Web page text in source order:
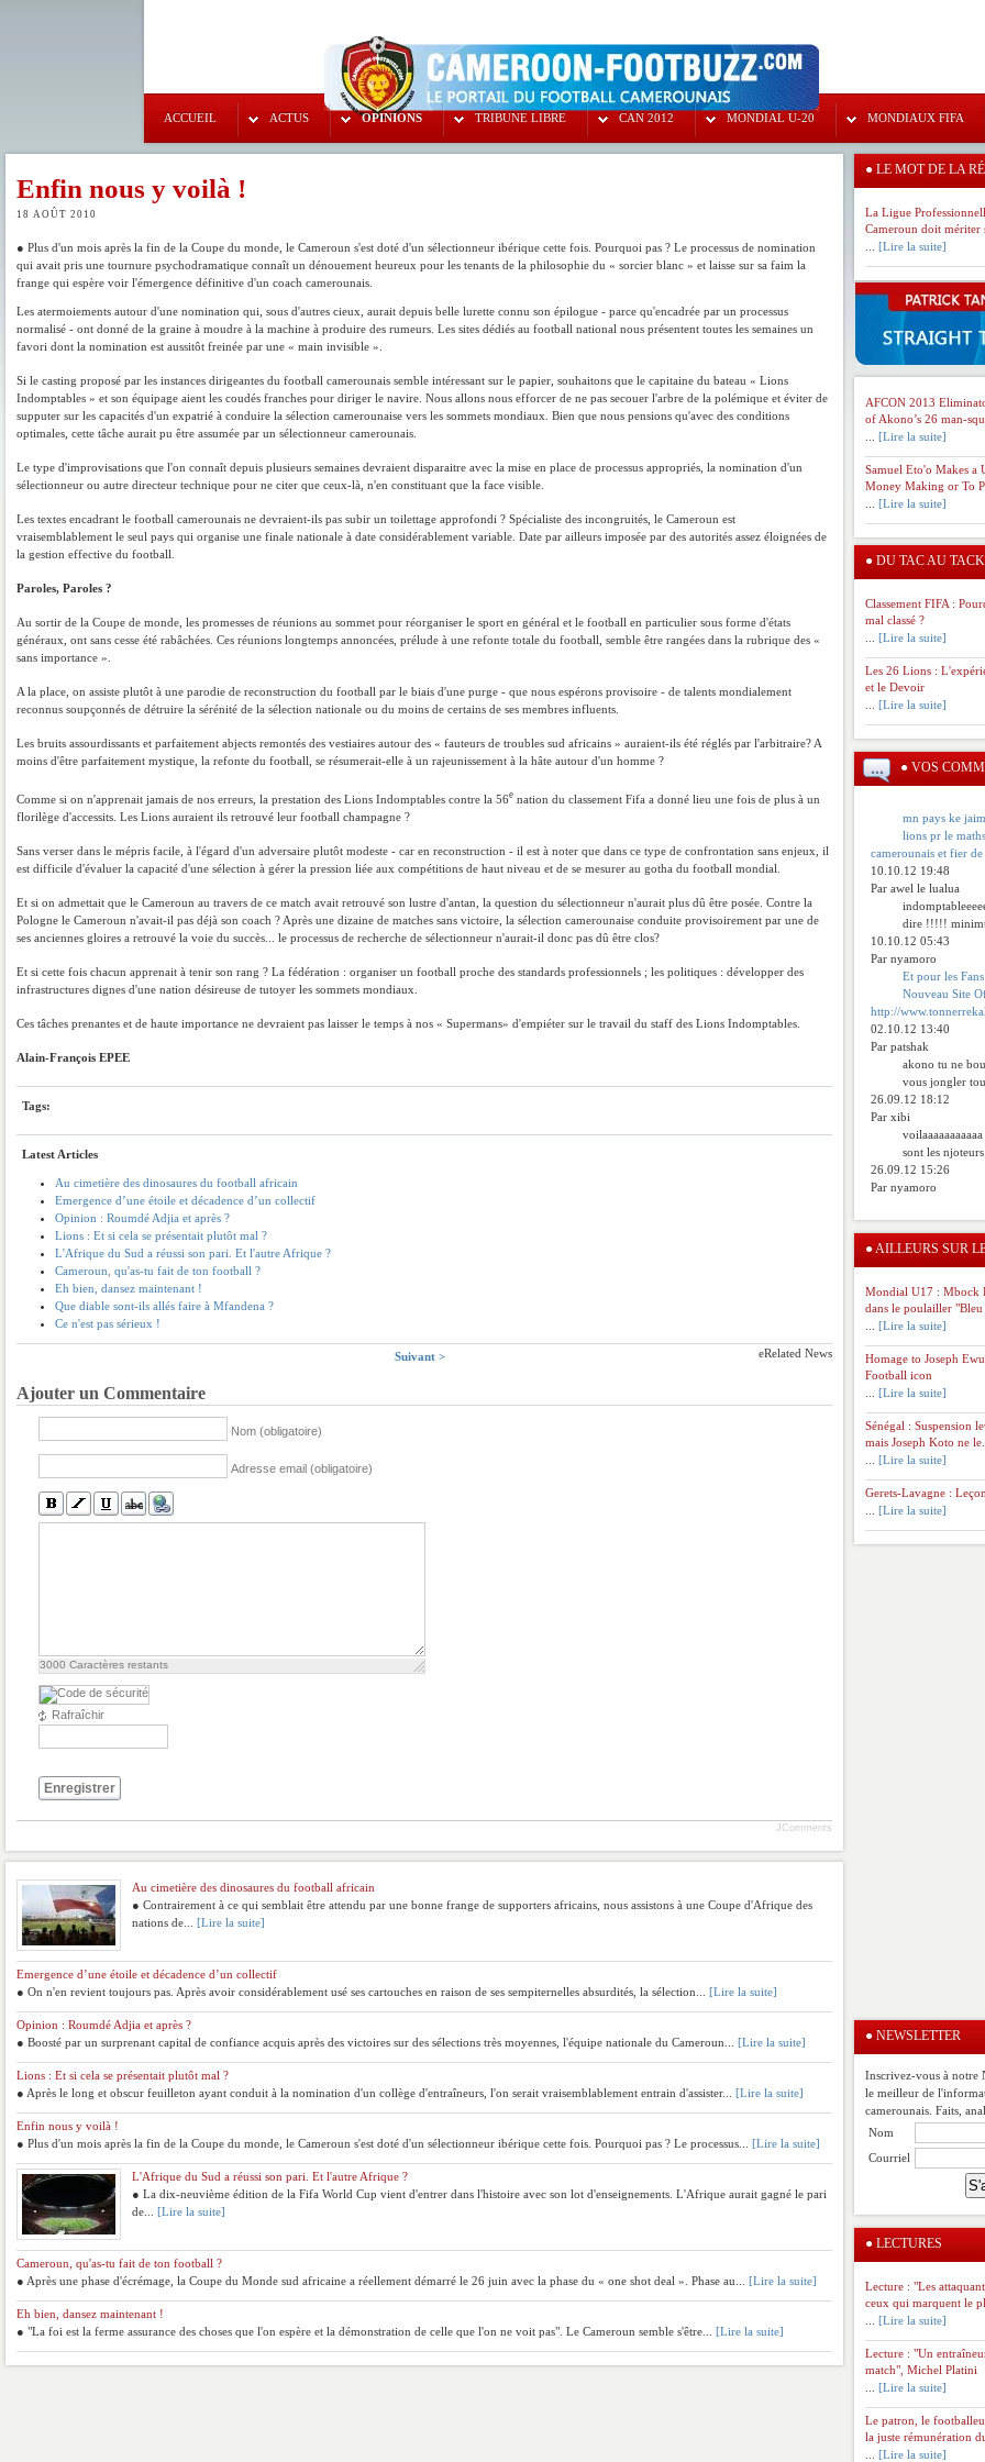
ACCUEIL ACTUS OPINIONS TRIBUNE LIBRE CAN 2012 MONDIAL U-20 MONDIAUX FIFA
Enfin nous y voilà !
18 AOÛT 2010
● Plus d'un mois après la fin de la Coupe du monde, le Cameroun s'est doté d'un sélectionneur ibérique cette fois. Pourquoi pas ? Le processus de nomination
qui avait pris une tournure psychodramatique connaît un dénouement heureux pour les tenants de la philosophie du « sorcier blanc » et laisse sur sa faim la
frange qui espère voir l'émergence définitive d'un coach camerounais.
Les atermoiements autour d'une nomination qui, sous d'autres cieux, aurait depuis belle lurette connu son épilogue - parce qu'encadrée par un processus
normalisé - ont donné de la graine à moudre à la machine à produire des rumeurs. Les sites dédiés au football national nous présentent toutes les semaines un
favori dont la nomination est aussitôt freinée par une « main invisible ».
Si le casting proposé par les instances dirigeantes du football camerounais semble intéressant sur le papier, souhaitons que le capitaine du bateau « Lions
Indomptables » et son équipage aient les coudés franches pour diriger le navire. Nous allons nous efforcer de ne pas secouer l'arbre de la polémique et éviter de
supputer sur les capacités d'un expatrié à conduire la sélection camerounaise vers les sommets mondiaux. Bien que nous pensions qu'avec des conditions
optimales, cette tâche aurait pu être assumée par un sélectionneur camerounais.
Le type d'improvisations que l'on connaît depuis plusieurs semaines devraient disparaitre avec la mise en place de processus appropriés, la nomination d'un
sélectionneur ou autre directeur technique pour ne citer que ceux-là, n'en constituant que la face visible.
Les textes encadrant le football camerounais ne devraient-ils pas subir un toilettage approfondi ? Spécialiste des incongruités, le Cameroun est
vraisemblablement le seul pays qui organise une finale nationale à date considérablement variable. Date par ailleurs imposée par des autorités assez éloignées de
la gestion effective du football.
Paroles, Paroles ?
Au sortir de la Coupe de monde, les promesses de réunions au sommet pour réorganiser le sport en général et le football en particulier sous forme d'états
généraux, ont sans cesse été rabâchées. Ces réunions longtemps annoncées, prélude à une refonte totale du football, semble être rangées dans la rubrique des «
sans importance ».
A la place, on assiste plutôt à une parodie de reconstruction du football par le biais d'une purge - que nous espérons provisoire - de talents mondialement
reconnus soupçonnés de détruire la sérénité de la sélection nationale ou du moins de certains de ses membres influents.
Les bruits assourdissants et parfaitement abjects remontés des vestiaires autour des « fauteurs de troubles sud africains » auraient-ils été réglés par l'arbitraire? A
moins d'être parfaitement mystique, la refonte du football, se résumerait-elle à un rajeunissement à la hâte autour d'un homme ?
Comme si on n'apprenait jamais de nos erreurs, la prestation des Lions Indomptables contre la 56e nation du classement Fifa a donné lieu une fois de plus à un
florilège d'accessits. Les Lions auraient ils retrouvé leur football champagne ?
Sans verser dans le mépris facile, à l'égard d'un adversaire plutôt modeste - car en reconstruction - il est à noter que dans ce type de confrontation sans enjeux, il
est difficile d'évaluer la capacité d'une sélection à gérer la pression liée aux compétitions de haut niveau et de se mesurer au gotha du football mondial.
Et si on admettait que le Cameroun au travers de ce match avait retrouvé son lustre d'antan, la question du sélectionneur n'aurait plus dû être posée. Contre la
Pologne le Cameroun n'avait-il pas déjà son coach ? Après une dizaine de matches sans victoire, la sélection camerounaise conduite provisoirement par une de
ses anciennes gloires a retrouvé la voie du succès... le processus de recherche de sélectionneur n'aurait-il donc pas dû être clos?
Et si cette fois chacun apprenait à tenir son rang ? La fédération : organiser un football proche des standards professionnels ; les politiques : développer des
infrastructures dignes d'une nation désireuse de tutoyer les sommets mondiaux.
Ces tâches prenantes et de haute importance ne devraient pas laisser le temps à nos « Supermans» d'empiéter sur le travail du staff des Lions Indomptables.
Alain-François EPEE
Tags:
Latest Articles
Au cimetière des dinosaures du football africain
Emergence d’une étoile et décadence d’un collectif
Opinion : Roumdé Adjia et après ?
Lions : Et si cela se présentait plutôt mal ?
L'Afrique du Sud a réussi son pari. Et l'autre Afrique ?
Cameroun, qu'as-tu fait de ton football ?
Eh bien, dansez maintenant !
Que diable sont-ils allés faire à Mfandena ?
Ce n'est pas sérieux !
eRelated News
Suivant >
Ajouter un Commentaire
Nom (obligatoire)
Adresse email (obligatoire)
3000 Caractères restants
Rafraîchir
Enregistrer
JComments
Au cimetière des dinosaures du football africain
● Contrairement à ce qui semblait être attendu par une bonne frange de supporters africains, nous assistons à une Coupe d'Afrique des
nations de... [Lire la suite]
Emergence d’une étoile et décadence d’un collectif
● On n'en revient toujours pas. Après avoir considérablement usé ses cartouches en raison de ses sempiternelles absurdités, la sélection... [Lire la suite]
Opinion : Roumdé Adjia et après ?
● Boosté par un surprenant capital de confiance acquis après des victoires sur des sélections très moyennes, l'équipe nationale du Cameroun... [Lire la suite]
Lions : Et si cela se présentait plutôt mal ?
● Après le long et obscur feuilleton ayant conduit à la nomination d'un collège d'entraîneurs, l'on serait vraisemblablement entrain d'assister... [Lire la suite]
Enfin nous y voilà !
● Plus d'un mois après la fin de la Coupe du monde, le Cameroun s'est doté d'un sélectionneur ibérique cette fois. Pourquoi pas ? Le processus... [Lire la suite]
L'Afrique du Sud a réussi son pari. Et l'autre Afrique ?
● La dix-neuvième édition de la Fifa World Cup vient d'entrer dans l'histoire avec son lot d'enseignements. L'Afrique aurait gagné le pari
de... [Lire la suite]
Cameroun, qu'as-tu fait de ton football ?
● Après une phase d'écrémage, la Coupe du Monde sud africaine a réellement démarré le 26 juin avec la phase du « one shot deal ». Phase au... [Lire la suite]
Eh bien, dansez maintenant !
● "La foi est la ferme assurance des choses que l'on espère et la démonstration de celle que l'on ne voit pas". Le Cameroun semble s'être... [Lire la suite]
● LE MOT DE LA
La Ligue
Cameroun doit mériter
[Lire la suite]
AFCON 2013
of Akono’s 26 man-
[Lire la suite]
Samuel Eto'o Makes a
Money Making or To
[Lire la suite]
● DU TAC AU
Classement FIFA :
mal classé ?
[Lire la suite]
Les 26 Lions :
et le Devoir
[Lire la suite]
● VOS
mn pays ke
lions pr le
camerounais et fier
10.10.12 19:48
Par awel le lualua
dire !!!!!
10.10.12 05:43
Par nyamoro
Et pour les
Nouveau Site
http://
02.10.12 13:40
Par patshak
akono tu ne
vous jongler
26.09.12 18:12
Par xibi
sont les
26.09.12 15:26
Par nyamoro
●AILLEURS SUR
Mondial U17 : Mbock
dans le poulailler "Bleu
[Lire la suite]
Homage to Joseph
Football icon
[Lire la suite]
Sénégal : Suspension
mais Joseph Koto ne le...
[Lire la suite]
Gerets-Lavagne :
[Lire la suite]
● NEWSLETTER
Inscrivez-vous à notre
le meilleur de
camerounais. Faits,
Nom
Courriel
● LECTURES
Lecture : "Les
ceux qui marquent le
[Lire la suite]
Lecture : "Un
match", Michel Platini
[Lire la suite]
Le patron, le
la juste rémunération
[Lire la suite]